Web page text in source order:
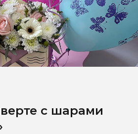
с шарами